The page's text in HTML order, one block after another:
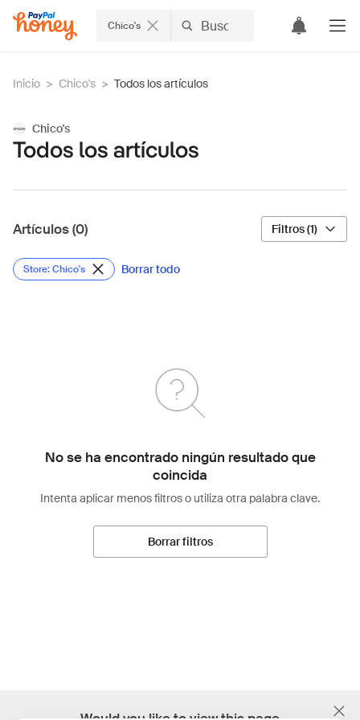
Chico's
Inicio > Chico's > Todos los artículos
Chico's
Todos los artículos
Artículos (0) Filtros (1)
Store: Chico's Borrar todo
No se ha encontrado ningún resultado que
coincida
Intenta aplicar menos filtros o utiliza otra palabra clave.
Borrar filtros